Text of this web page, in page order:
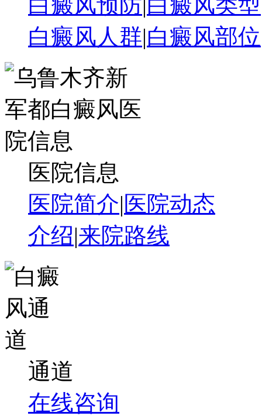
白癜风人群|白癜风部位
医院信息
医院简介|医院动态
介绍|来院路线
通道
在线咨询